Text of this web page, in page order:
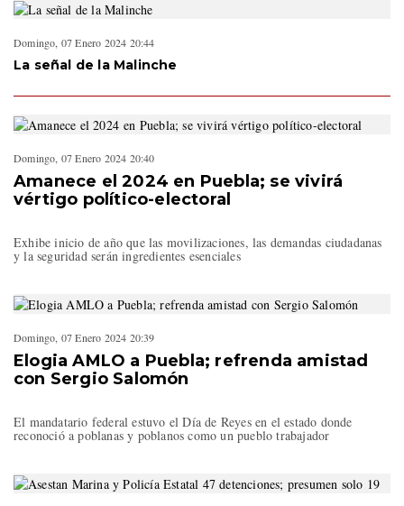
Domingo, 07 Enero 2024 20:44
La señal de la Malinche
Domingo, 07 Enero 2024 20:40
Amanece el 2024 en Puebla; se vivirá
vértigo político-electoral
Exhibe inicio de año que las movilizaciones, las demandas ciudadanas
y la seguridad serán ingredientes esenciales
Domingo, 07 Enero 2024 20:39
Elogia AMLO a Puebla; refrenda amistad
con Sergio Salomón
El mandatario federal estuvo el Día de Reyes en el estado donde
reconoció a poblanas y poblanos como un pueblo trabajador